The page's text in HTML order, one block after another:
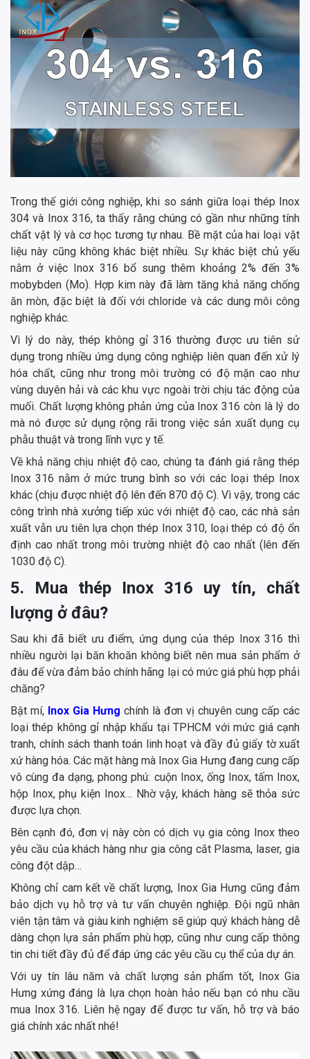
Trong thế giới công nghiệp, khi so sánh giữa loại thép Inox
304 và Inox 316, ta thấy rằng chúng có gần như những tính
chất vật lý và cơ học tương tự nhau. Bề mặt của hai loại vật
liệu này cũng không khác biệt nhiều. Sự khác biệt chủ yếu
nằm ở việc Inox 316 bổ sung thêm khoảng 2% đến 3%
mobybden (Mo). Hợp kim này đã làm tăng khả năng chống
ăn mòn, đặc biệt là đối với chloride và các dung môi công
nghiệp khác.
Vì lý do này, thép không gỉ 316 thường được ưu tiên sử
dụng trong nhiều ứng dụng công nghiệp liên quan đến xử lý
hóa chất, cũng như trong môi trường có độ mặn cao như
vùng duyên hải và các khu vực ngoài trời chịu tác động của
muối. Chất lượng không phản ứng của Inox 316 còn là lý do
mà nó được sử dụng rộng rãi trong việc sản xuất dụng cụ
phẫu thuật và trong lĩnh vực y tế.
Về khả năng chịu nhiệt độ cao, chúng ta đánh giá rằng thép
Inox 316 nằm ở mức trung bình so với các loại thép Inox
khác (chịu được nhiệt độ lên đến 870 độ C). Vì vậy, trong các
công trình nhà xưởng tiếp xúc với nhiệt độ cao, các nhà sản
xuất vẫn ưu tiên lựa chọn thép Inox 310, loại thép có độ ổn
định cao nhất trong môi trường nhiệt độ cao nhất (lên đến
1030 độ C).
5. Mua thép Inox 316 uy tín, chất
lượng ở đâu?
Sau khi đã biết ưu điểm, ứng dụng của thép Inox 316 thì
nhiều người lại băn khoăn không biết nên mua sản phẩm ở
đâu để vừa đảm bảo chính hãng lại có mức giá phù hợp phải
chăng?
Bật mí, Inox Gia Hưng chính là đơn vị chuyên cung cấp các
loại thép không gỉ nhập khẩu tại TPHCM với mức giá cạnh
tranh, chính sách thanh toán linh hoạt và đầy đủ giấy tờ xuất
xứ hàng hóa. Các mặt hàng mà Inox Gia Hưng đang cung cấp
vô cùng đa dạng, phong phú: cuộn Inox, ống Inox, tấm Inox,
hộp Inox, phụ kiện Inox… Nhờ vậy, khách hàng sẽ thỏa sức
được lựa chọn.
Bên cạnh đó, đơn vị này còn có dịch vụ gia công Inox theo
yêu cầu của khách hàng như gia công cắt Plasma, laser, gia
công đột dập…
Không chỉ cam kết về chất lượng, Inox Gia Hưng cũng đảm
bảo dịch vụ hỗ trợ và tư vấn chuyên nghiệp. Đội ngũ nhân
viên tận tâm và giàu kinh nghiệm sẽ giúp quý khách hàng dễ
dàng chọn lựa sản phẩm phù hợp, cũng như cung cấp thông
tin chi tiết đầy đủ để đáp ứng các yêu cầu cụ thể của dự án.
Với uy tín lâu năm và chất lượng sản phẩm tốt, Inox Gia
Hưng xứng đáng là lựa chọn hoàn hảo nếu bạn có nhu cầu
mua Inox 316. Liên hệ ngay để được tư vấn, hỗ trợ và báo
giá chính xác nhất nhé!